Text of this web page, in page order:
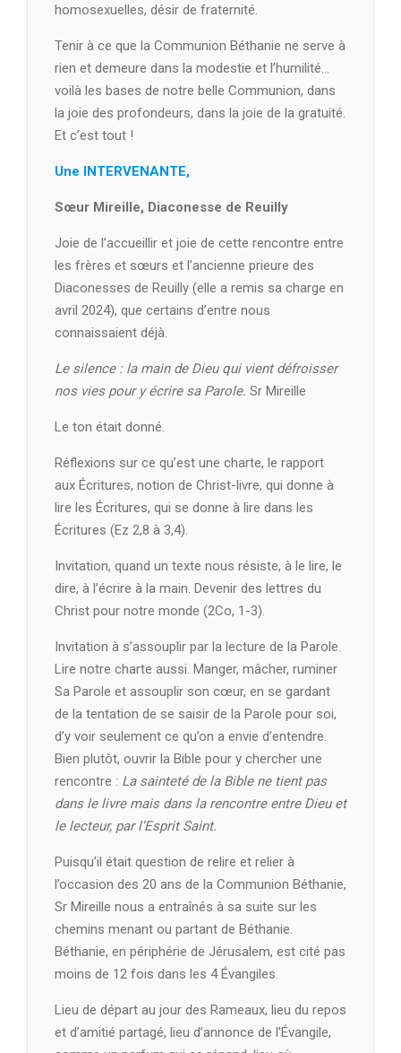
homosexuelles, désir de fraternité.
Tenir à ce que la Communion Béthanie ne serve à
rien et demeure dans la modestie et l’humilité…
voilà les bases de notre belle Communion, dans
la joie des profondeurs, dans la joie de la gratuité.
Et c’est tout !
Une INTERVENANTE,
Sœur Mireille, Diaconesse de Reuilly
Joie de l’accueillir et joie de cette rencontre entre
les frères et sœurs et l’ancienne prieure des
Diaconesses de Reuilly (elle a remis sa charge en
avril 2024), que certains d’entre nous
connaissaient déjà.
Le silence : la main de Dieu qui vient défroisser
nos vies pour y écrire sa Parole. Sr Mireille
Le ton était donné.
Réflexions sur ce qu’est une charte, le rapport
aux Écritures, notion de Christ-livre, qui donne à
lire les Écritures, qui se donne à lire dans les
Écritures (Ez 2,8 à 3,4).
Invitation, quand un texte nous résiste, à le lire, le
dire, à l’écrire à la main. Devenir des lettres du
Christ pour notre monde (2Co, 1-3).
Invitation à s’assouplir par la lecture de la Parole.
Lire notre charte aussi. Manger, mâcher, ruminer
Sa Parole et assouplir son cœur, en se gardant
de la tentation de se saisir de la Parole pour soi,
d’y voir seulement ce qu’on a envie d’entendre.
Bien plutôt, ouvrir la Bible pour y chercher une
rencontre : La sainteté de la Bible ne tient pas
dans le livre mais dans la rencontre entre Dieu et
le lecteur, par l’Esprit Saint.
Puisqu’il était question de relire et relier à
l’occasion des 20 ans de la Communion Béthanie,
Sr Mireille nous a entraînés à sa suite sur les
chemins menant ou partant de Béthanie.
Béthanie, en périphérie de Jérusalem, est cité pas
moins de 12 fois dans les 4 Évangiles.
Lieu de départ au jour des Rameaux, lieu du repos
et d’amitié partagé, lieu d’annonce de l’Évangile,